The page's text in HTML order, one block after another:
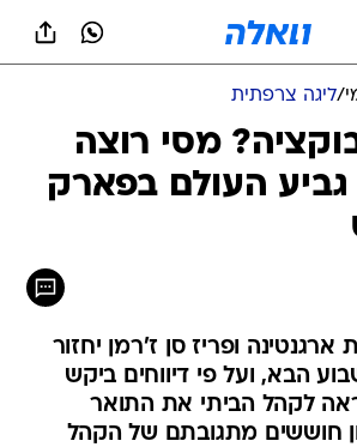
/ליגה צרפתית
מסי רוצה
העולם בפארק
ופריז סן ז'רמן יחזור
הבא, ועל פי דיווחים ביקש
לקהל הביתי את התואר
חוששים מתגובתם של הקהל